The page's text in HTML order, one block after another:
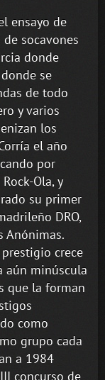
ensayo de
socavones
donde
se
de todo
y varios
los
el año
por
Ola, y
su primer
DRO,
Anónimas.
crece
aún minúscula
que la forman
como
grupo cada
a 1984
concurso de